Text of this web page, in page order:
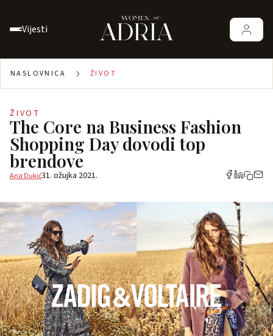
Vijesti
NASLOVNICA ŽIVOT
ŽIVOT
The Core na Business Fashion
Shopping Day dovodi top
brendove
Ana Dukić31. ožujka 2021.